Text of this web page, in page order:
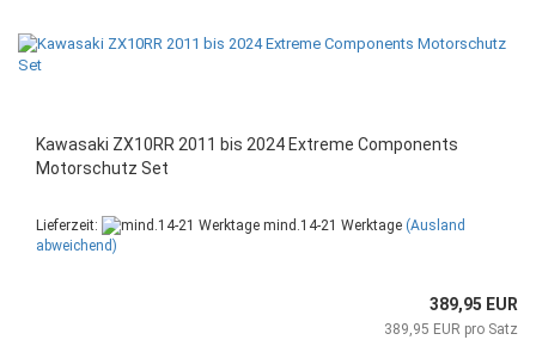
Kawasaki ZX10RR 2011 bis 2024 Extreme Components
Motorschutz Set
Lieferzeit: mind.14-21 Werktage (Ausland
abweichend)
389,95 EUR
389,95 EUR pro Satz